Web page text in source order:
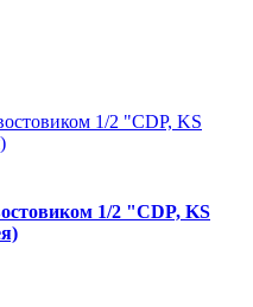
1/2 "CDP, KS